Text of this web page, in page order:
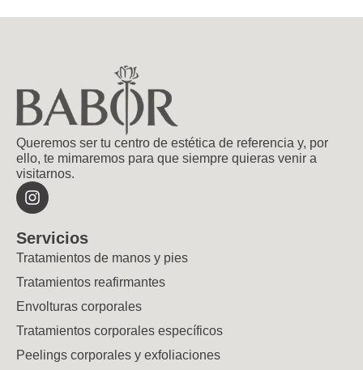
Queremos ser tu centro de estética de referencia y, por
ello, te mimaremos para que siempre quieras venir a
visitarnos.
Servicios
Tratamientos de manos y pies
Tratamientos reafirmantes
Envolturas corporales
Tratamientos corporales específicos
Peelings corporales y exfoliaciones